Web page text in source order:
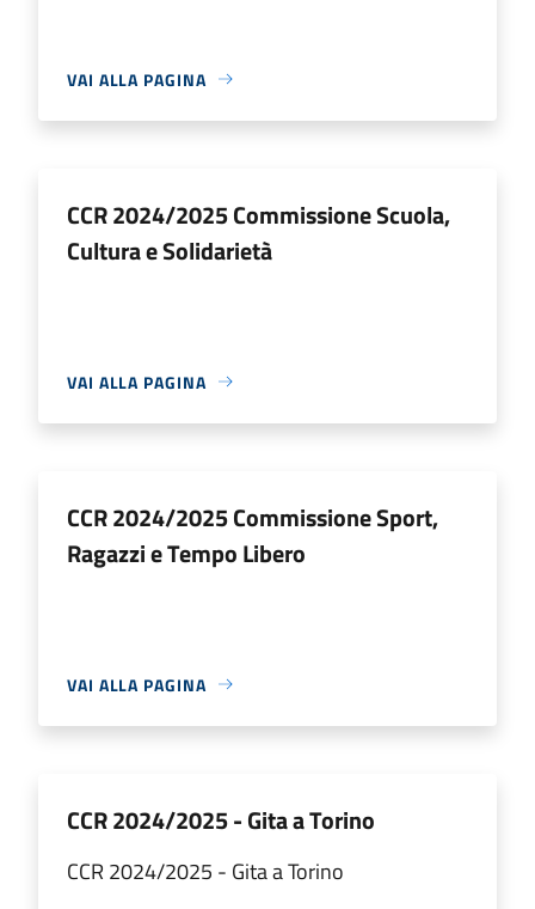
VAI ALLA PAGINA
CCR 2024/2025 Commissione Scuola,
Cultura e Solidarietà
VAI ALLA PAGINA
CCR 2024/2025 Commissione Sport,
Ragazzi e Tempo Libero
VAI ALLA PAGINA
CCR 2024/2025 - Gita a Torino
CCR 2024/2025 - Gita a Torino